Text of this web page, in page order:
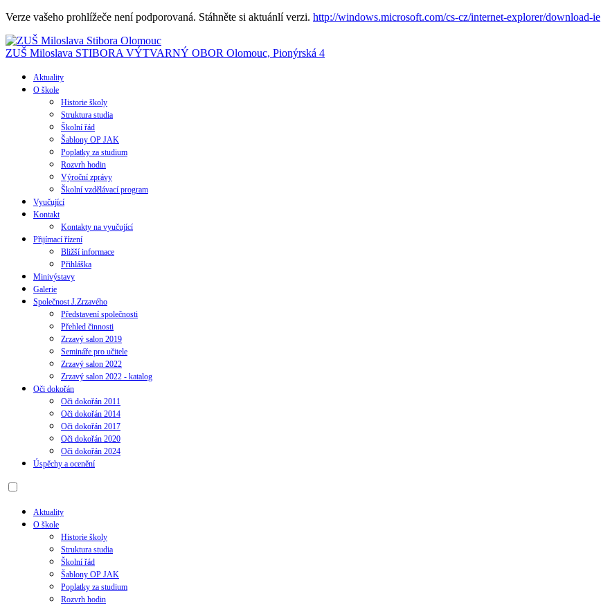
Verze vašeho prohlížeče není podporovaná. Stáhněte si aktuánlí verzi. http://windows.microsoft.com/cs-cz/internet-explorer/download-ie
ZUŠ Miloslava STIBORA VÝTVARNÝ OBOR Olomouc, Pionýrská 4
Aktuality
O škole
Historie školy
Struktura studia
Školní řád
Šablony OP JAK
Poplatky za studium
Rozvrh hodin
Výroční zprávy
Školní vzdělávací program
Vyučující
Kontakt
Kontakty na vyučující
Přijímací řízení
Bližší informace
Přihláška
Minivýstavy
Galerie
Společnost J.Zrzavého
Představení společnosti
Přehled činnosti
Zrzavý salon 2019
Semináře pro učitele
Zrzavý salon 2022
Zrzavý salon 2022 - katalog
Oči dokořán
Oči dokořán 2011
Oči dokořán 2014
Oči dokořán 2017
Oči dokořán 2020
Oči dokořán 2024
Úspěchy a ocenění
Aktuality
O škole
Historie školy
Struktura studia
Školní řád
Šablony OP JAK
Poplatky za studium
Rozvrh hodin